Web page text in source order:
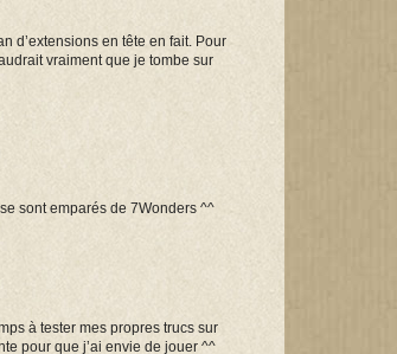
d’extensions en tête en fait. Pour
vraiment que je tombe sur
sont emparés de 7Wonders ^^
à tester mes propres trucs sur
pour que j’ai envie de jouer ^^